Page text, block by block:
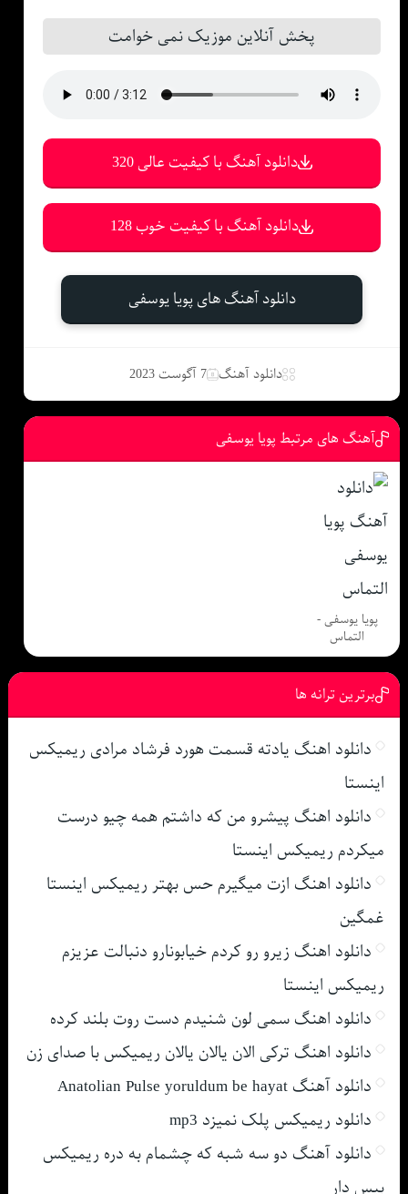
پخش آنلاین موزیک نمی خوامت
دانلود آهنگ با کیفیت عالی 320
دانلود آهنگ با کیفیت خوب 128
دانلود آهنگ های پویا یوسفی
دانلود آهنگ 7 آگوست 2023
آهنگ های مرتبط پویا یوسفی
پویا یوسفی -
التماس
برترین ترانه ها
دانلود اهنگ یادته قسمت هورد فرشاد مرادی ریمیکس
اینستا
دانلود اهنگ پیشرو من که داشتم همه چیو درست
میکردم ریمیکس اینستا
دانلود اهنگ ازت میگیرم حس بهتر ریمیکس اینستا
غمگین
دانلود اهنگ زیرو رو کردم خیابونارو دنبالت عزیزم
ریمیکس اینستا
دانلود اهنگ سمی لون شنیدم دست روت بلند کرده
دانلود اهنگ ترکی الان یالان یالان ریمیکس با صدای زن
دانلود آهنگ Anatolian Pulse yoruldum be hayat
دانلود ریمیکس پلک نمیزد mp3
دانلود آهنگ دو سه شبه که چشمام به دره ریمیکس
بیس دار